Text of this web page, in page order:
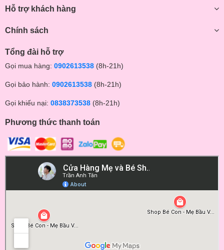
Hỗ trợ khách hàng
Chính sách
Tổng đài hỗ trợ
Gọi mua hàng: 0902613538 (8h-21h)
Gọi bảo hành: 0902613538 (8h-21h)
Gọi khiếu nại: 0838373538 (8h-21h)
Phương thức thanh toán